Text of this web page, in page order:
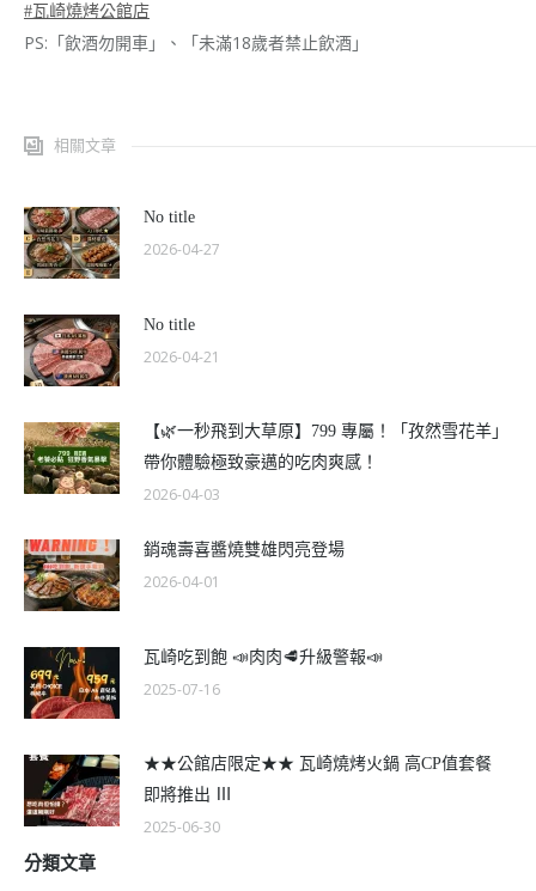
#瓦崎燒烤公館店
PS:「飲酒勿開車」、「未滿18歲者禁止飲酒」
相關文章
No title
2026-04-27
No title
2026-04-21
【🌿一秒飛到大草原】799 專屬！「孜然雪花羊」
帶你體驗極致豪邁的吃肉爽感！
2026-04-03
銷魂壽喜醬燒雙雄閃亮登場
2026-04-01
瓦崎吃到飽 📣肉肉🥩升級警報📣
2025-07-16
★★公館店限定★★ 瓦崎燒烤火鍋 高CP值套餐
即將推出 Ⅲ
2025-06-30
分類文章